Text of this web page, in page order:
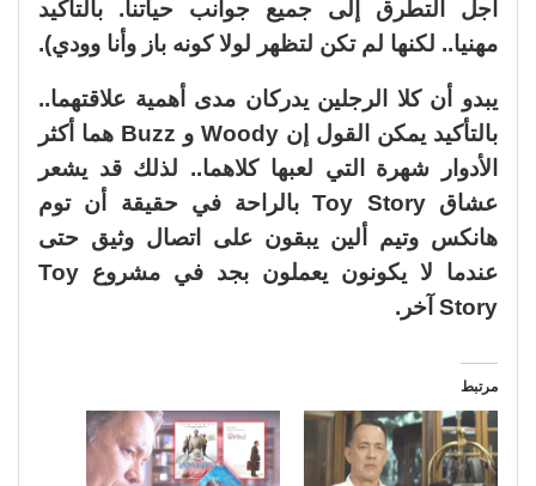
أجل التطرق إلى جميع جوانب حياتنا. بالتأكيد
مهنيا.. لكنها لم تكن لتظهر لولا كونه باز وأنا وودي).
يبدو أن كلا الرجلين يدركان مدى أهمية علاقتهما..
بالتأكيد يمكن القول إن Woody و Buzz هما أكثر
الأدوار شهرة التي لعبها كلاهما.. لذلك قد يشعر
عشاق Toy Story بالراحة في حقيقة أن توم
هانكس وتيم ألين يبقون على اتصال وثيق حتى
عندما لا يكونون يعملون بجد في مشروع Toy
Story آخر.
مرتبط